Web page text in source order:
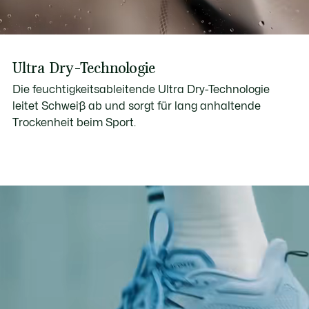
Ultra Dry-Technologie
Die feuchtigkeitsableitende Ultra Dry-Technologie
leitet Schweiß ab und sorgt für lang anhaltende
Trockenheit beim Sport.